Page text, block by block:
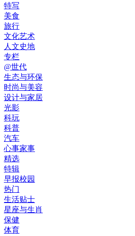
特写
美食
旅行
文化艺术
人文史地
专栏
@世代
生态与环保
时尚与美容
设计与家居
光影
科玩
科普
汽车
心事家事
精选
特辑
早报校园
热门
生活贴士
星座与生肖
保健
体育